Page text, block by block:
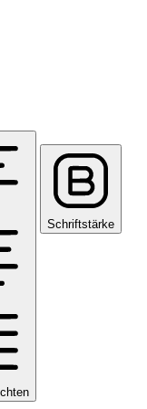
Schriftstärke